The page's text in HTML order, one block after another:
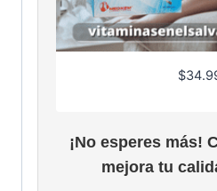
$
¡No esperes más!
mejora tu